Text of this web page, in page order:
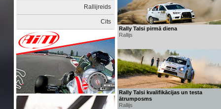
Rallijreids
Cits
Rally Talsi pirmā diena
Rallijs
Rally Talsi kvalifikācijas un testa
ātrumposms
Rallijs